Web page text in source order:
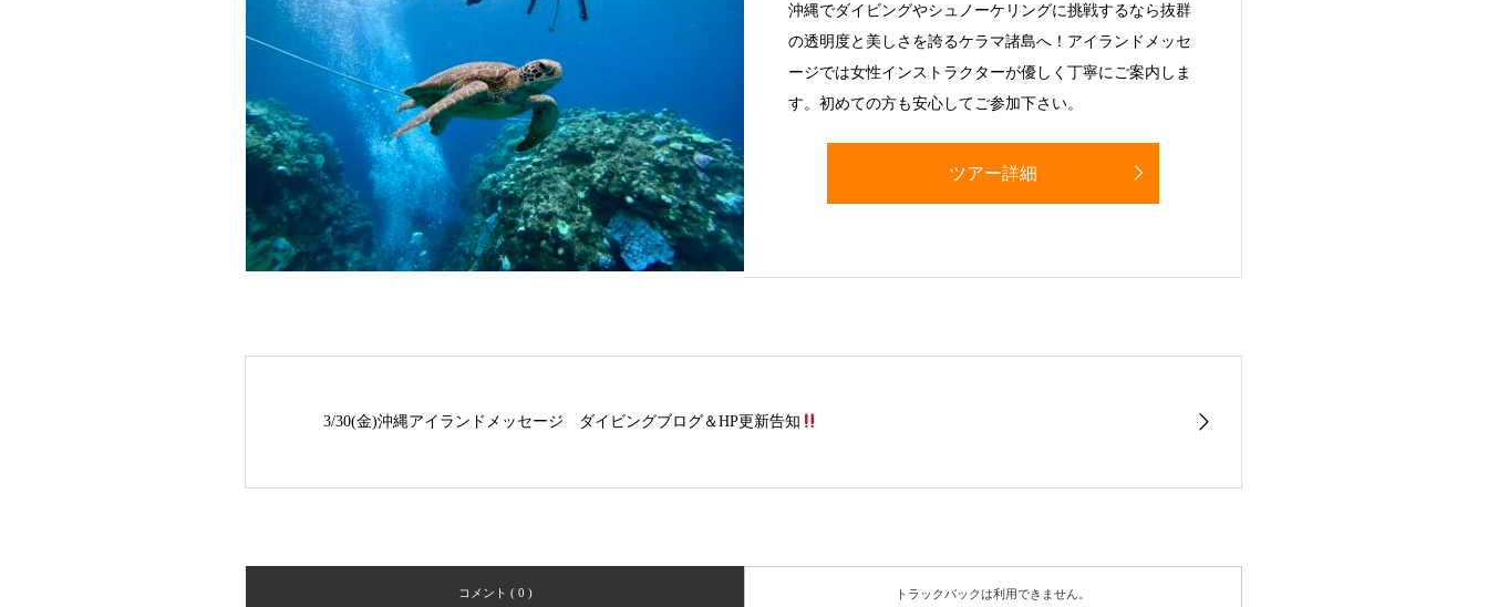
沖縄でダイビングやシュノーケリングに挑戦するなら抜群
の透明度と美しさを誇るケラマ諸島へ！アイランドメッセ
ージでは女性インストラクターが優しく丁寧にご案内しま
す。初めての方も安心してご参加下さい。
ツアー詳細
3/30(金)沖縄アイランドメッセージ ダイビングブログ＆HP更新告知
コメント ( 0 ) トラックバックは利用できません。